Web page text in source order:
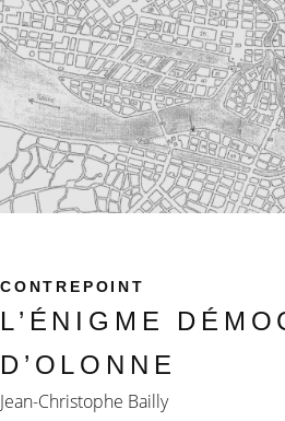
CONTREPOINT
L’ÉNIGME
D’OLONNE
Jean-Christophe Bailly